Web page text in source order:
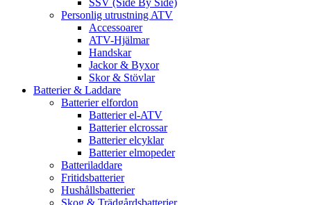
SSV (Side By Side)
Personlig utrustning ATV
Accessoarer
ATV-Hjälmar
Handskar
Jackor & Byxor
Skor & Stövlar
Batterier & Laddare
Batterier elfordon
Batterier el-ATV
Batterier elcrossar
Batterier elcyklar
Batterier elmopeder
Batteriladdare
Fritidsbatterier
Hushållsbatterier